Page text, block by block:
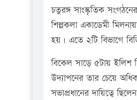
চতুরঙ্গ সাংস্কৃতিক
শিল্পকলা একাডেমী
হয়। এতে ২টি বিভাগে
বিকেল সাড়ে ৫টায় ইলিশ
উদ্যাপনের তার চেয়ে
সভাপ্রধানের দায়িত্বে